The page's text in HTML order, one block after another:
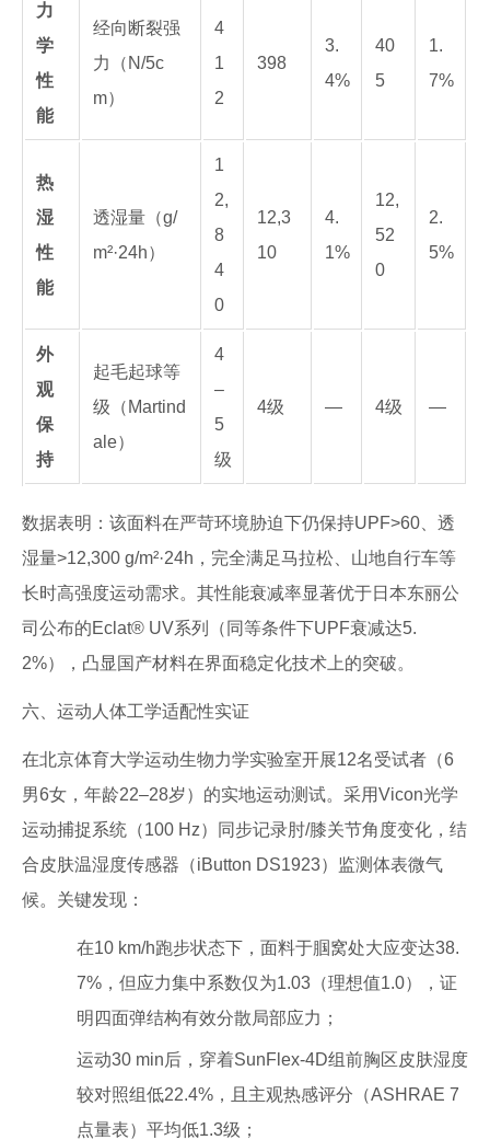
力
学
性
能
经向断裂强
力（N/5c
m）
4
1
2
398
3.
4%
40
5
1.
7%
热
湿
性
能
透湿量（g/
m²·24h）
1
2,
8
4
0
12,3
10
4.
1%
12,
52
0
2.
5%
外
观
保
持
起毛起球等
级（Martind
ale）
4
–
5
级
4级 — 4级 —
数据表明：该面料在严苛环境胁迫下仍保持UPF>60、透
湿量>12,300 g/m²·24h，完全满足马拉松、山地自行车等
长时高强度运动需求。其性能衰减率显著优于日本东丽公
司公布的Eclat® UV系列（同等条件下UPF衰减达5.
2%），凸显国产材料在界面稳定化技术上的突破。
六、运动人体工学适配性实证
在北京体育大学运动生物力学实验室开展12名受试者（6
男6女，年龄22–28岁）的实地运动测试。采用Vicon光学
运动捕捉系统（100 Hz）同步记录肘/膝关节角度变化，结
合皮肤温湿度传感器（iButton DS1923）监测体表微气
候。关键发现：
在10 km/h跑步状态下，面料于腘窝处大应变达38.
7%，但应力集中系数仅为1.03（理想值1.0），证
明四面弹结构有效分散局部应力；
运动30 min后，穿着SunFlex-4D组前胸区皮肤湿度
较对照组低22.4%，且主观热感评分（ASHRAE 7
点量表）平均低1.3级；